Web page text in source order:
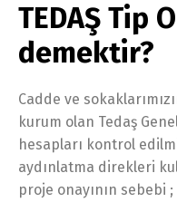
TEDAŞ Tip
demektir?
Cadde ve
kurum olan Tedaş
hesapları kontrol
aydınlatma direkleri
proje onayının sebebi